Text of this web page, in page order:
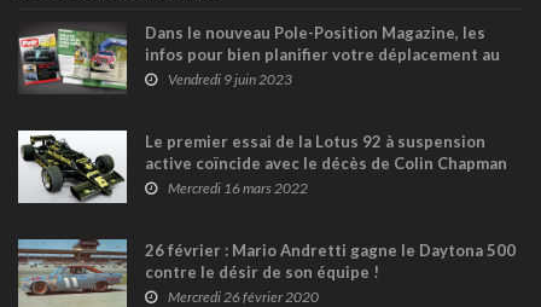
Dans le nouveau Pole-Position Magazine, les
infos pour bien planifier votre déplacement au
Rallye Baie-des-Chaleurs !
Vendredi 9 juin 2023
Le premier essai de la Lotus 92 à suspension
active coïncide avec le décès de Colin Chapman
Mercredi 16 mars 2022
26 février : Mario Andretti gagne le Daytona 500
contre le désir de son équipe !
Mercredi 26 février 2020